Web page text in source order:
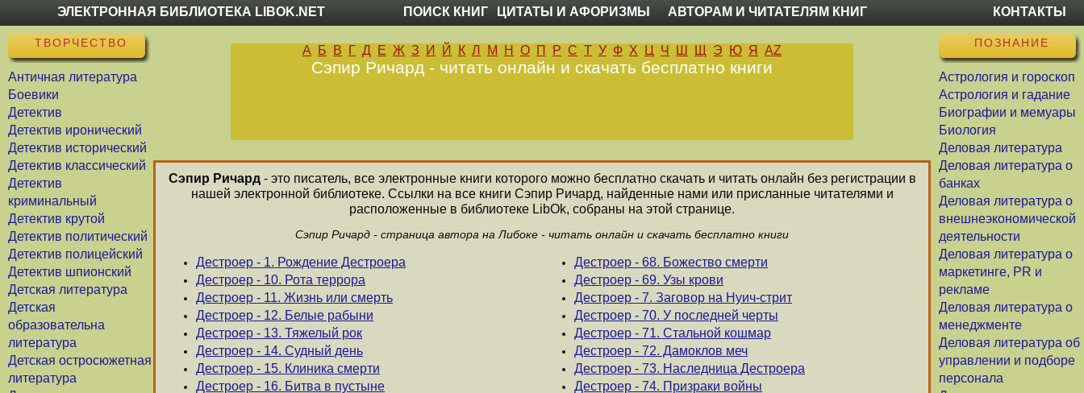
ЭЛЕКТРОННАЯ БИБЛИОТЕКА LIBOK.NET ПОИСК КНИГ ЦИТАТЫ И АФОРИЗМЫ АВТОРАМ И ЧИТАТЕЛЯМ КНИГ КОНТАКТЫ
ТВОРЧЕСТВО
Античная литература
Боевики
Детектив
Детектив иронический
Детектив исторический
Детектив классический
Детектив
криминальный
Детектив крутой
Детектив политический
Детектив полицейский
Детектив шпионский
Детская литература
Детская
образовательна
литература
Детская остросюжетная
литература
ПОЗНАНИЕ
Астрология и гороскоп
Астрология и гадание
Биографии и мемуары
Биология
Деловая литература
Деловая литература о
банках
Деловая литература о
внешнеэкономической
деятельности
Деловая литература о
маркетинге, PR и
рекламе
Деловая литература о
менеджменте
Деловая литература об
управлении и подборе
персонала
А Б В Г Д Е Ж З И Й К Л М Н О П Р С Т У Ф Х Ц Ч Ш Щ Э Ю Я AZ
Сэпир Ричард - читать онлайн и скачать бесплатно книги
Сэпир Ричард- это писатель, все электронные книги которого можно бесплатно скачать и читать онлайн без регистрации в
нашей электронной библиотеке. Ссылки на все книги Сэпир Ричард, найденные нами или присланные читателями и
расположенные в библиотеке LibOk, собраны на этой странице.
Сэпир Ричард - страница автора на Либоке - читать онлайн и скачать бесплатно книги
Дестроер - 1. Рождение Дестроера
Дестроер - 10. Рота террора
Дестроер - 11. Жизнь или смерть
Дестроер - 12. Белые рабыни
Дестроер - 13. Тяжелый рок
Дестроер - 14. Судный день
Дестроер - 15. Клиника смерти
Дестроер - 16. Битва в пустыне
Дестроер - 68. Божество смерти
Дестроер - 69. Узы крови
Дестроер - 7. Заговор на Нуич-стрит
Дестроер - 70. У последней черты
Дестроер - 71. Стальной кошмар
Дестроер - 72. Дамоклов меч
Дестроер - 73. Наследница Дестроера
Дестроер - 74. Призраки войны